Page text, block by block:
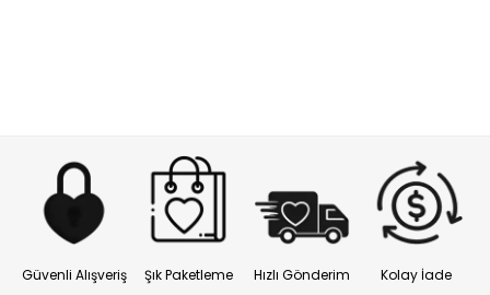
Güvenli Alışveriş Şık Paketleme Hızlı Gönderim Kolay İade